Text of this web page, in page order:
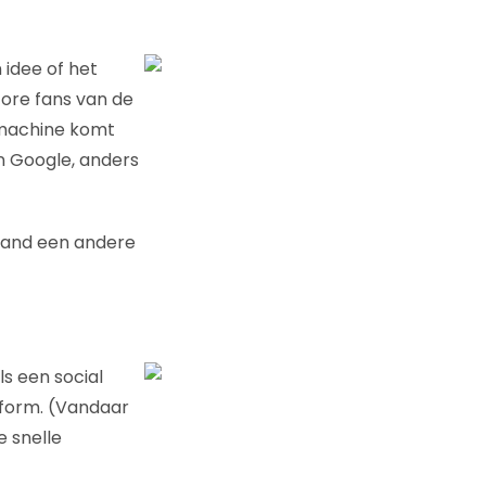
idee of het
fans van de
komt
Google, anders
een andere
een social
(Vandaar
snelle